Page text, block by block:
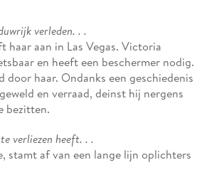
verleden. . .
haar aan in Las Vegas. Victoria
en heeft een beschermer nodig.
door haar. Ondanks een geschiedenis
en verraad, deinst hij nergens
bezitten.
verliezen heeft. . .
stamt af van een lange lijn oplichters